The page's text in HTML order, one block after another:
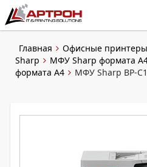
Главная Офисные
Sharp
МФУ Sharp формата
формата A4
МФУ Sharp BP-